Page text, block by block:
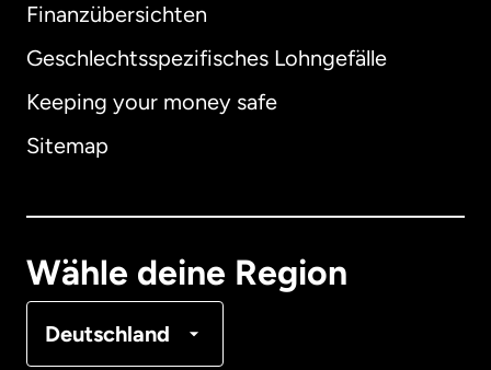
Finanzübersichten
Geschlechtsspezifisches Lohngefälle
Keeping your money safe
Sitemap
Wähle deine Region
Deutschland
Australien